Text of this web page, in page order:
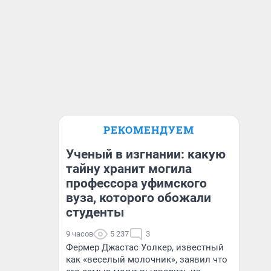
РЕКОМЕНДУЕМ
Ученый в изгнании: какую
тайну хранит могила
профессора уфимского
вуза, которого обожали
студенты
9 часов 5 237 3
Фермер Джастас Уолкер, известный
как «веселый молочник», заявил что